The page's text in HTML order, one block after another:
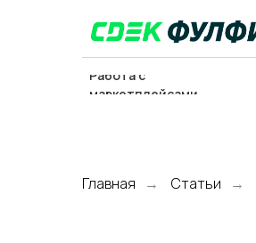
Работа с
маркетплейсами
Главная → Статьи →